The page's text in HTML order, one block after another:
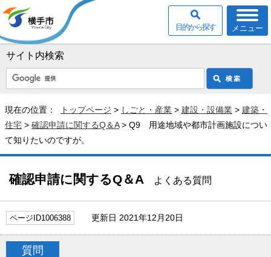
サイト内検索
メニュー
目的から探す
現在の位置： トップページ > しごと・産業 > 建設・設備業 > 建築・
住宅 > 確認申請に関するQ＆A> Q9 用途地域や都市計画施設につい
て知りたいのですが。
確認申請に関するQ＆A よくある質問
ページID1006388 更新日 2021年12月20日
質問